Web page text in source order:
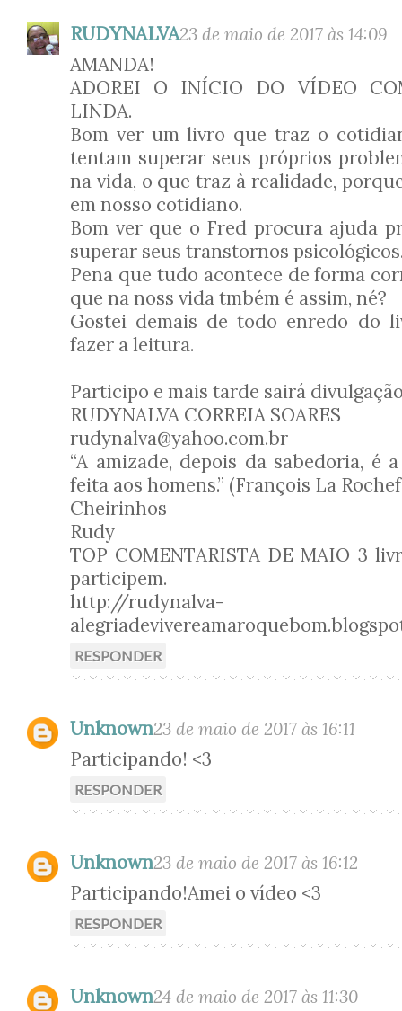
RUDYNALVA23 de maio de 2017 às 14:09
AMANDA!
ADOREI O INÍCIO DO VÍDEO
LINDA.
Bom ver um livro que traz o
tentam superar seus próprios
na vida, o que traz à realidade,
em nosso cotidiano.
Bom ver que o Fred procura ajuda
superar seus transtornos
Pena que tudo acontece de forma
que na noss vida tmbém é assim, né?
Gostei demais de todo enredo do
fazer a leitura.
Participo e mais tarde sairá
RUDYNALVA CORREIA SOARES
rudynalva@yahoo.com.br
“A amizade, depois da sabedoria, é
feita aos homens.” (François La
Cheirinhos
Rudy
TOP COMENTARISTA DE MAIO 3
participem.
http://rudynalva-
RESPONDER
Unknown23 de maio de 2017 às 16:11
Participando! <3
RESPONDER
Unknown23 de maio de 2017 às 16:12
Participando!Amei o vídeo <3
RESPONDER
Unknown24 de maio de 2017 às 11:30